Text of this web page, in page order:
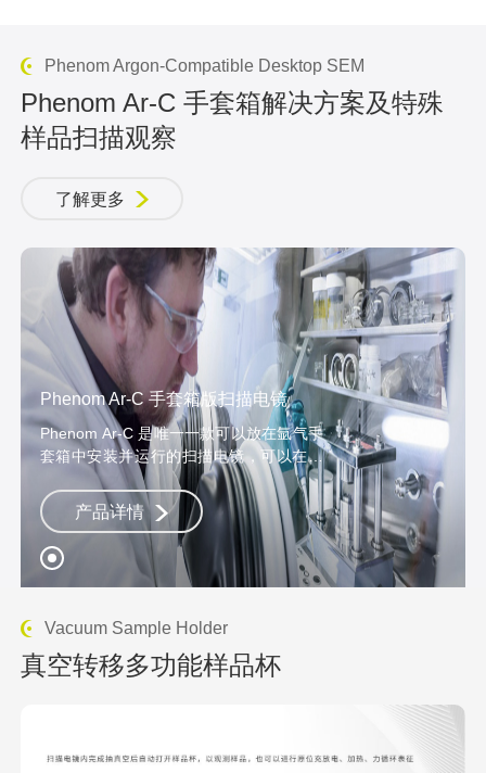
Phenom Argon-Compatible Desktop SEM
Phenom Ar-C 手套箱解决方案及特殊
样品扫描观察
了解更多
Phenom Ar-C 手套箱版扫描电镜
Phenom Ar-C 是唯一一款可以放在氩气手
套箱中安装并运行的扫描电镜，可以在手
套箱内进行更安全的样品制备、显微观察
和能谱分析。无需将样品从一台仪器转移
到另一台仪器，实现了直接对空气敏感样
品的研究，节省了时间和资源。
产品详情
Vacuum Sample Holder
真空转移多功能样品杯